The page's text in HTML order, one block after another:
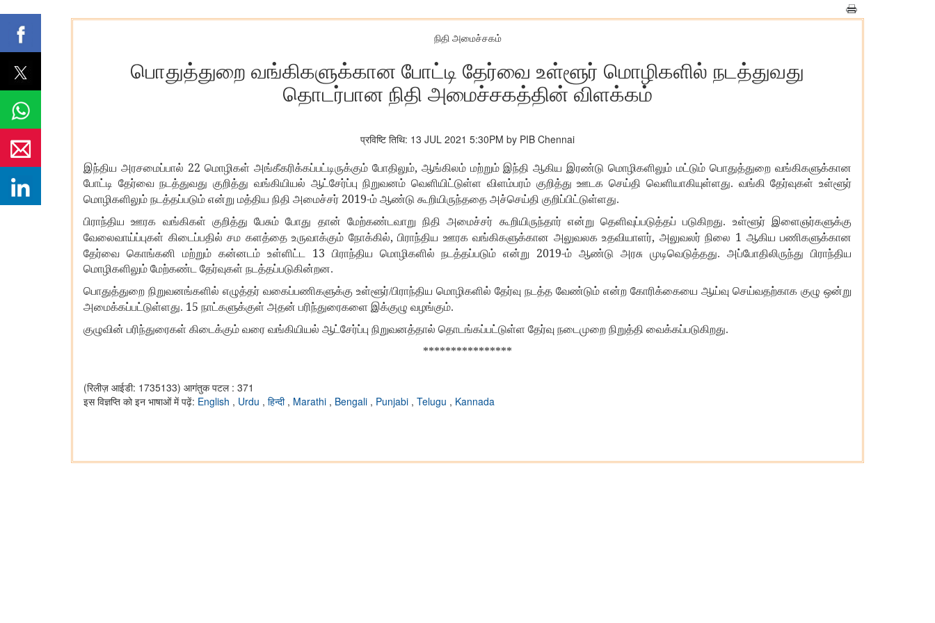
நிதி அமைச்சகம்
பொதுத்துறை வங்கிகளுக்கான போட்டி தேர்வை உள்ளூர் மொழிகளில் நடத்துவது
தொடர்பான நிதி அமைச்சகத்தின் விளக்கம்
प्रविष्टि तिथि: 13 JUL 2021 5:30PM by PIB Chennai
இந்திய அரசமைப்பால் 22 மொழிகள் அங்கீகரிக்கப்பட்டிருக்கும் போதிலும், ஆங்கிலம் மற்றும் இந்தி ஆகிய இரண்டு மொழிகளிலும் மட்டும் பொதுத்துறை வங்கிகளுக்கான
போட்டி தேர்வை நடத்துவது குறித்து வங்கியியல் ஆட்சேர்ப்பு நிறுவனம் வெளியிட்டுள்ள விளம்பரம் குறித்து ஊடக செய்தி வெளியாகியுள்ளது. வங்கி தேர்வுகள் உள்ளூர்
மொழிகளிலும் நடத்தப்படும் என்று மத்திய நிதி அமைச்சர் 2019-ம் ஆண்டு கூறியிருந்ததை அச்செய்தி குறிப்பிட்டுள்ளது.
பிராந்திய ஊரக வங்கிகள் குறித்து பேசும் போது தான் மேற்கண்டவாறு நிதி அமைச்சர் கூறியிருந்தார் என்று தெளிவுப்படுத்தப் படுகிறது. உள்ளூர் இளைஞர்களுக்கு
வேலைவாய்ப்புகள் கிடைப்பதில் சம களத்தை உருவாக்கும் நோக்கில்,பிராந்திய ஊரக வங்கிகளுக்கான அலுவலக உதவியாளர், அலுவலர் நிலை 1 ஆகிய பணிகளுக்கான
தேர்வை கொங்கனி மற்றும் கன்னடம் உள்ளிட்ட 13 பிராந்திய மொழிகளில் நடத்தப்படும் என்று 2019-ம் ஆண்டு அரசு முடிவெடுத்தது. அப்போதிலிருந்து பிராந்திய
மொழிகளிலும் மேற்கண்ட தேர்வுகள் நடத்தப்படுகின்றன.
பொதுத்துறை நிறுவனங்களில் எழுத்தர் வகைப்பணிகளுக்கு உள்ளூர்/பிராந்திய மொழிகளில் தேர்வு நடத்த வேண்டும் என்ற கோரிக்கையை ஆய்வு செய்வதற்காக குழு ஒன்று
அமைக்கப்பட்டுள்ளது. 15 நாட்களுக்குள் அதன் பரிந்துரைகளை இக்குழு வழங்கும்.
குழுவின் பரிந்துரைகள் கிடைக்கும் வரை வங்கியியல் ஆட்சேர்ப்பு நிறுவனத்தால் தொடங்கப்பட்டுள்ள தேர்வு நடைமுறை நிறுத்தி வைக்கப்படுகிறது.
****************
(रिलीज़ आईडी: 1735133) आगंतुक पटल : 371
इस विज्ञप्ति को इन भाषाओं में पढ़ें: English , Urdu , हिन्दी , Marathi , Bengali , Punjabi , Telugu , Kannada